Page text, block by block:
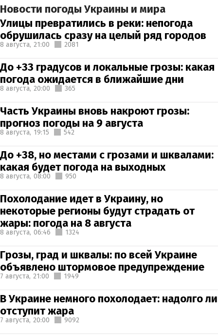
Новости погоды Украины и мира
Улицы превратились в реки: непогода
обрушилась сразу на целый ряд городов
8 августа, 21:00 2081
До +33 градусов и локальные грозы: какая
погода ожидается в ближайшие дни
8 августа, 20:00 365
Часть Украины вновь накроют грозы:
прогноз погоды на 9 августа
8 августа, 19:15 542
До +38, но местами с грозами и шквалами:
какая будет погода на выходных
8 августа, 08:00 950
Похолодание идет в Украину, но
некоторые регионы будут страдать от
жары: погода на 8 августа
8 августа, 06:46 1324
Грозы, град и шквалы: по всей Украине
объявлено штормовое предупреждение
7 августа, 21:00 1949
В Украине немного похолодает: надолго ли
отступит жара
7 августа, 20:00 9092